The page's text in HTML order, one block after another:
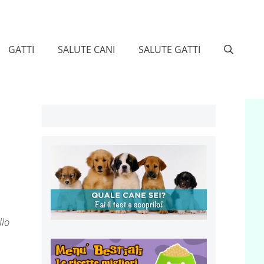
GATTI SALUTE CANI SALUTE GATTI